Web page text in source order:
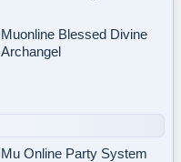
Muonline Blessed Divine
Archangel
Mu Online Party System